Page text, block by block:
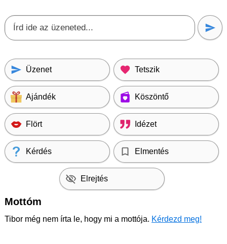
Üzenet Tetszik
Ajándék Köszöntő
Flört Idézet
Kérdés Elmentés
Elrejtés
Mottóm
Tibor még nem írta le, hogy mi a mottója. Kérdezd meg!